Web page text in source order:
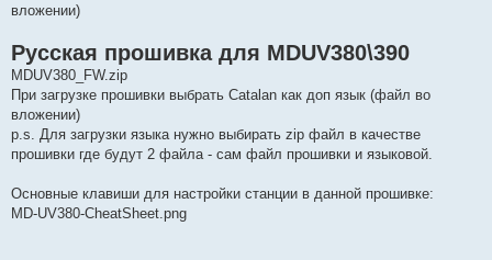
вложении)
Русская прошивка для MDUV380\390
MDUV380_FW.zip
При загрузке прошивки выбрать Catalan как доп язык (файл во
вложении)
p.s. Для загрузки языка нужно выбирать zip файл в качестве
прошивки где будут 2 файла - сам файл прошивки и языковой.
Основные клавиши для настройки станции в данной прошивке:
MD-UV380-CheatSheet.png